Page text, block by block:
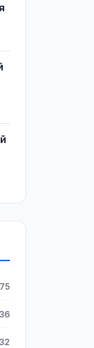
75
36
32